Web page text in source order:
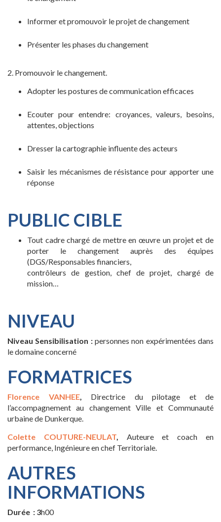
Informer et promouvoir le projet de changement
Présenter les phases du changement
2. Promouvoir le changement.
Adopter les postures de communication efficaces
Ecouter pour entendre: croyances, valeurs, besoins,
attentes, objections
Dresser la cartographie influente des acteurs
Saisir les mécanismes de résistance pour apporter une
réponse
PUBLIC CIBLE
Tout cadre chargé de mettre en œuvre un projet et de
porter le changement auprès des équipes
(DGS/Responsables financiers,
contrôleurs de gestion, chef de projet, chargé de
mission…
NIVEAU
Niveau Sensibilisation :personnes non expérimentées dans
le domaine concerné
FORMATRICES
Florence VANHEE, Directrice du pilotage et de
l’accompagnement au changement Ville et Communauté
urbaine de Dunkerque.
Colette COUTURE-NEULAT, Auteure et coach en
performance, Ingénieure en chef Territoriale.
AUTRES
INFORMATIONS
Durée : 3h00